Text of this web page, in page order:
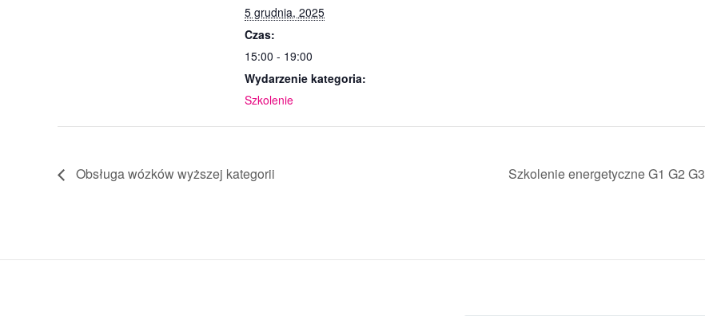
5 grudnia, 2025
Czas:
15:00 - 19:00
Wydarzenie kategoria:
Szkolenie
Obsługa wózków wyższej kategorii Szkolenie energetyczne G1 G2 G3